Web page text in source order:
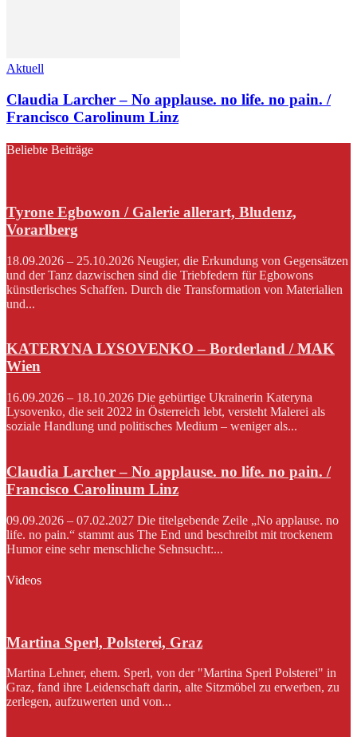
Aktuell
Claudia Larcher – No applause. no life. no pain. /
Francisco Carolinum Linz
Beliebte Beiträge
Tyrone Egbowon / Galerie allerart, Bludenz,
Vorarlberg
18.09.2026 – 25.10.2026 Neugier, die Erkundung von Gegensätzen
und der Tanz dazwischen sind die Triebfedern für Egbowons
künstlerisches Schaffen. Durch die Transformation von Materialien
und...
KATERYNA LYSOVENKO – Borderland / MAK
Wien
16.09.2026 – 18.10.2026 Die gebürtige Ukrainerin Kateryna
Lysovenko, die seit 2022 in Österreich lebt, versteht Malerei als
soziale Handlung und politisches Medium – weniger als...
Claudia Larcher – No applause. no life. no pain. /
Francisco Carolinum Linz
09.09.2026 – 07.02.2027 Die titelgebende Zeile „No applause. no
life. no pain.“ stammt aus The End und beschreibt mit trockenem
Humor eine sehr menschliche Sehnsucht:...
Videos
Martina Sperl, Polsterei, Graz
Martina Lehner, ehem. Sperl, von der "Martina Sperl Polsterei" in
Graz, fand ihre Leidenschaft darin, alte Sitzmöbel zu erwerben, zu
zerlegen, aufzuwerten und von...